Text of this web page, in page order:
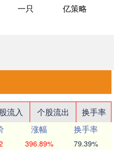
一只 亿策略
流入 个股流出
换手率
涨幅
换手率
396.89% 79.39%